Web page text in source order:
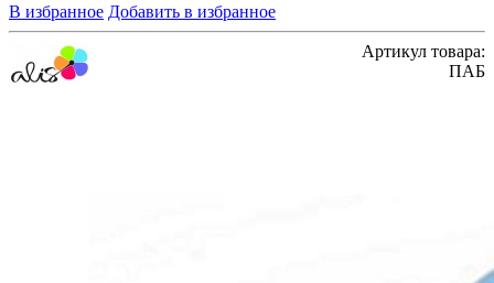
В избранное Добавить в избранное
Артикул товара:
ПАБ